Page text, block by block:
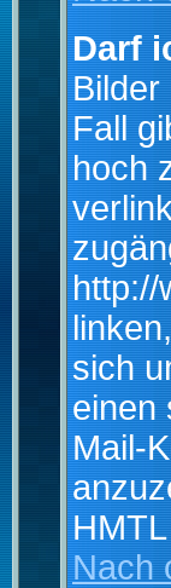
Darf
Fall
hoch
http://
sich
einen
Mail-
Nach